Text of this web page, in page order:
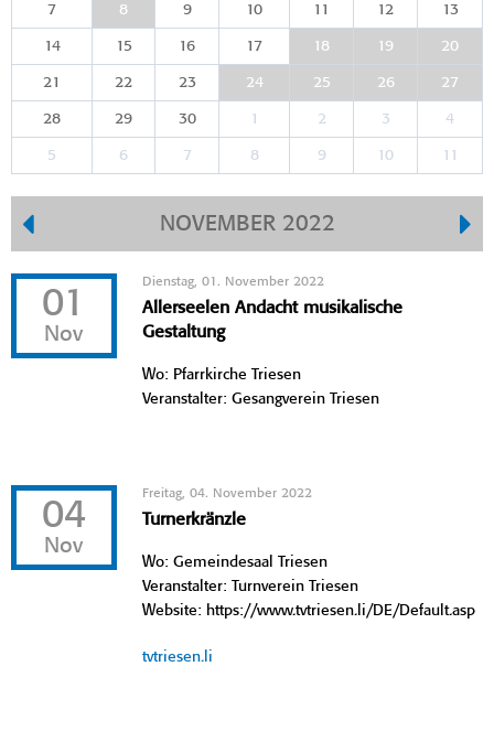
7 8 9 10 11 12 13
14 15 16 17 18 19 20
21 22 23 24 25 26 27
28 29 30 1 2 3 4
5 6 7 8 9 10 11
NOVEMBER 2022
01
Nov
Dienstag, 01. November 2022
Allerseelen Andacht musikalische
Gestaltung
Wo: Pfarrkirche Triesen
Veranstalter: Gesangverein Triesen
04
Nov
Freitag, 04. November 2022
Turnerkränzle
Wo: Gemeindesaal Triesen
Veranstalter: Turnverein Triesen
Website: https://www.tvtriesen.li/DE/Default.asp
tvtriesen.li